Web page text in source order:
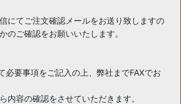
にてご注文確認メールをお送り致しますの
のご確認をお願いいたします。
必要事項をご記入の上、弊社までFAXでお
内容の確認をさせていただきます。